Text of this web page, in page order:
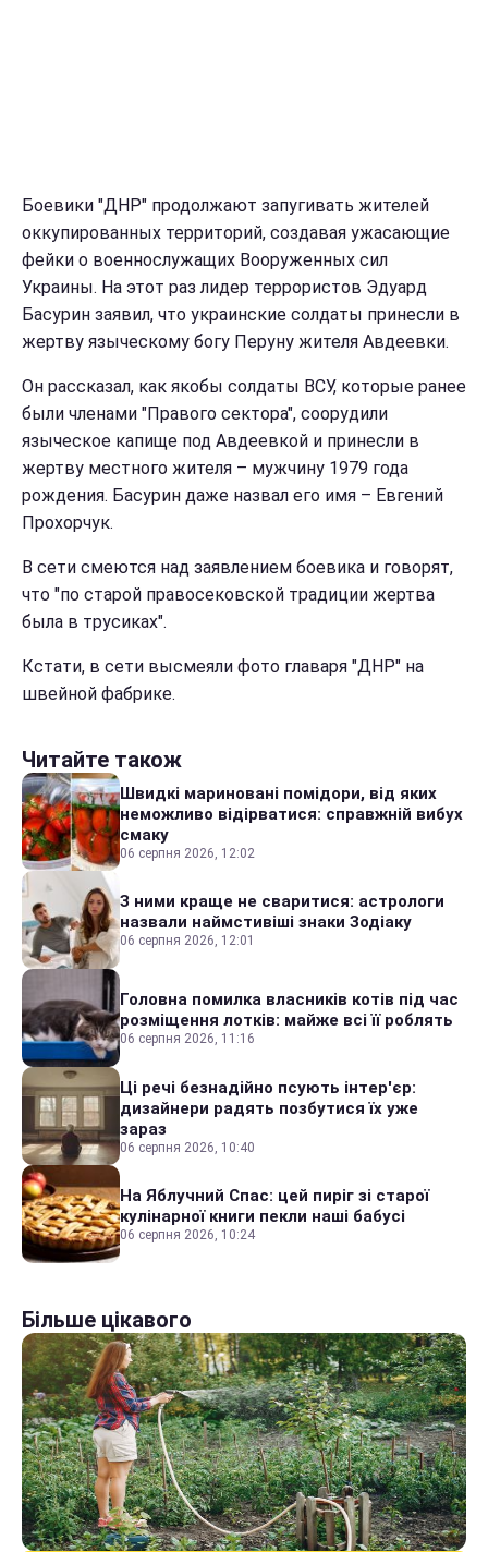
Боевики "ДНР" продолжают запугивать жителей
оккупированных территорий, создавая ужасающие
фейки о военнослужащих Вооруженных сил
Украины. На этот раз лидер террористов Эдуард
Басурин заявил, что украинские солдаты принесли в
жертву языческому богу Перуну жителя Авдеевки.
Он рассказал, как якобы солдаты ВСУ, которые ранее
были членами "Правого сектора", соорудили
языческое капище под Авдеевкой и принесли в
жертву местного жителя – мужчину 1979 года
рождения. Басурин даже назвал его имя – Евгений
Прохорчук.
В сети смеются над заявлением боевика и говорят,
что "по старой правосековской традиции жертва
была в трусиках".
Кстати, в сети высмеяли фото главаря "ДНР" на
швейной фабрике.
Читайте також
Швидкі мариновані помідори, від яких
неможливо відірватися: справжній вибух
смаку
06 серпня 2026, 12:02
З ними краще не сваритися: астрологи
назвали наймстивіші знаки Зодіаку
06 серпня 2026, 12:01
Головна помилка власників котів під час
розміщення лотків: майже всі її роблять
06 серпня 2026, 11:16
Ці речі безнадійно псують інтер'єр:
дизайнери радять позбутися їх уже
зараз
06 серпня 2026, 10:40
На Яблучний Спас: цей пиріг зі старої
кулінарної книги пекли наші бабусі
06 серпня 2026, 10:24
Більше цікавого